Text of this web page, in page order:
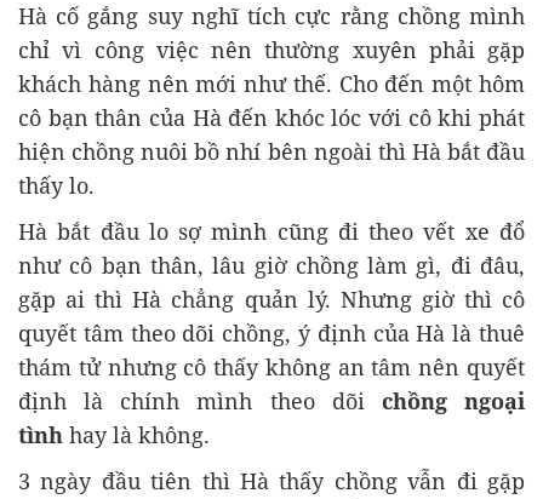
Hà cố gắng suy nghĩ tích cực rằng chồng mình
chỉ vì công việc nên thường xuyên phải gặp
khách hàng nên mới như thế. Cho đến một hôm
cô bạn thân của Hà đến khóc lóc với cô khi phát
hiện chồng nuôi bồ nhí bên ngoài thì Hà bắt đầu
thấy lo.
Hà bắt đầu lo sợ mình cũng đi theo vết xe đổ
như cô bạn thân, lâu giờ chồng làm gì, đi đâu,
gặp ai thì Hà chẳng quản lý. Nhưng giờ thì cô
quyết tâm theo dõi chồng, ý định của Hà là thuê
thám tử nhưng cô thấy không an tâm nên quyết
định là chính mình theo dõi chồng ngoại
tình hay là không.
3 ngày đầu tiên thì Hà thấy chồng vẫn đi gặp